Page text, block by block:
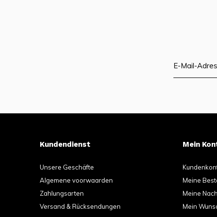
Kundendienst
Unsere Geschäfte
Algemene voorwaarden
Zahlungsarten
Versand & Rücksendungen
Mein
Meine
Meine
Mein